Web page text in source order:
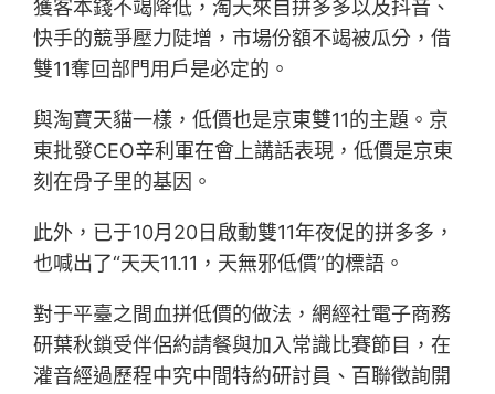
獲客本錢不竭降低，淘天來自拼多多以及抖音、
快手的競爭壓力陡增，市場份額不竭被瓜分，借
雙11奪回部門用戶是必定的。
與淘寶天貓一樣，低價也是京東雙11的主題。京
東批發CEO辛利軍在會上講話表現，低價是京東
刻在骨子里的基因。
此外，已于10月20日啟動雙11年夜促的拼多多，
也喊出了“天天11.11，天無邪低價”的標語。
對于平臺之間血拼低價的做法，網經社電子商務
研葉秋鎖受伴侶約請餐與加入常識比賽節目，在
灌音經過歷程中究中間特約研討員、百聯徵詢開